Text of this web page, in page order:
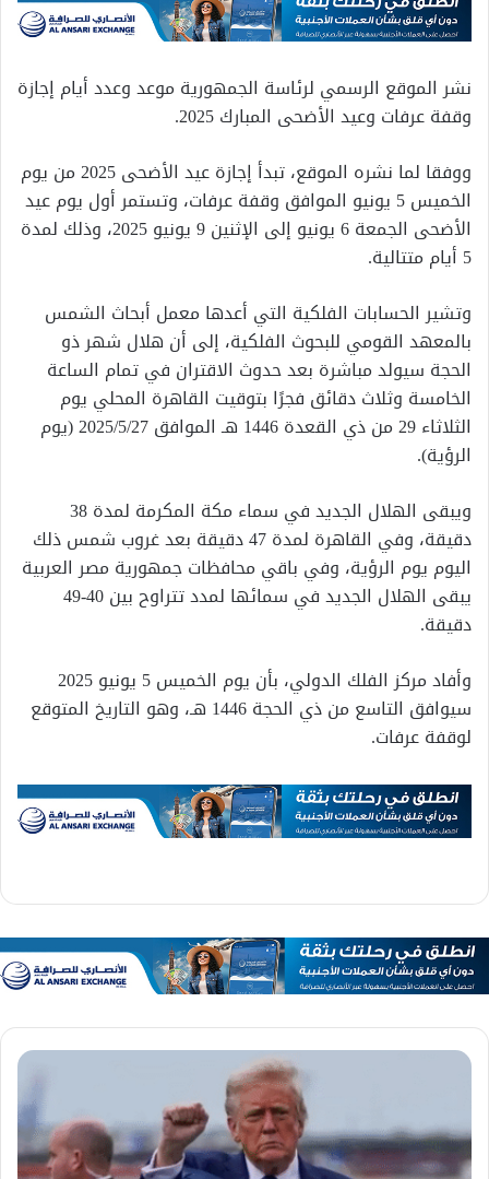
نشر الموقع الرسمي لرئاسة الجمهورية موعد وعدد أيام إجازة
وقفة عرفات وعيد الأضحى المبارك 2025.
ووفقا لما نشره الموقع، تبدأ إجازة عيد الأضحى 2025 من يوم
الخميس 5 يونيو الموافق وقفة عرفات، وتستمر أول يوم عيد
الأضحى الجمعة 6 يونيو إلى الإثنين 9 يونيو 2025، وذلك لمدة
5 أيام متتالية.
وتشير الحسابات الفلكية التي أعدها معمل أبحاث الشمس
بالمعهد القومي للبحوث الفلكية، إلى أن هلال شهر ذو
الحجة سيولد مباشرة بعد حدوث الاقتران في تمام الساعة
الخامسة وثلاث دقائق فجرًا بتوقيت القاهرة المحلي يوم
الثلاثاء 29 من ذي القعدة 1446 هـ الموافق 2025/5/27 (يوم
الرؤية).
ويبقى الهلال الجديد في سماء مكة المكرمة لمدة 38
دقيقة، وفي القاهرة لمدة 47 دقيقة بعد غروب شمس ذلك
اليوم يوم الرؤية، وفي باقي محافظات جمهورية مصر العربية
يبقى الهلال الجديد في سمائها لمدد تتراوح بين 40-49
دقيقة.
وأفاد مركز الفلك الدولي، بأن يوم الخميس 5 يونيو 2025
سيوافق التاسع من ذي الحجة 1446 هـ، وهو التاريخ المتوقع
لوقفة عرفات.